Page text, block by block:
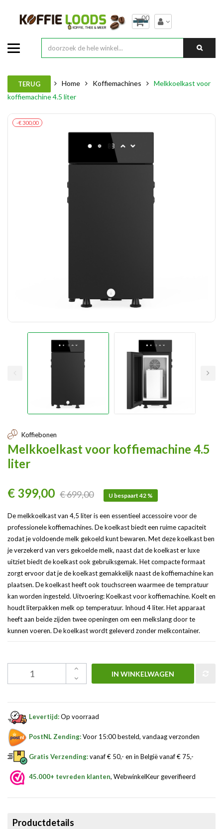
00
TERUG Home Koffiemachines
Melkkoelkast voor
koffiemachine 4.5 liter
-€ 300,00
Koffiebonen
Melkkoelkast voor koffiemachine 4.5
liter
€ 399,00 € 699,00 U bespaart 42 %
De melkkoelkast van 4,5 liter is een essentieel accessoire voor de
professionele koffiemachines. De koelkast biedt een ruime capaciteit
zodat je voldoende melk gekoeld kunt bewaren. Met deze koelkast ben
je verzekerd van vers gekoelde melk, naast dat de koelkast er luxe
uitziet biedt de koelkast ook gebruiksgemak. Het compacte formaat
zorgt ervoor dat je de koelkast gemakkelijk naast de koffiemachine kan
plaatsen. De koelkast heeft ook touchscreen waarmee de tempratuur
kan worden ingesteld. Uitvoering: Koelkast voor koffiemachine. Koelt en
houdt literpakken melk op temperatuur. Inhoud 4 liter. Het apparaat
heeft aan beide zijden twee openingen om een melkslang door te
kunnen voeren. De koelkast wordt geleverd zonder melkcontainer.
IN WINKELWAGEN
Levertijd:Op voorraad
PostNL Zending:Voor 15:00 besteld, vandaag verzonden
Gratis Verzending:vanaf € 50,- en in België vanaf € 75,-
45.000+ tevreden klanten, WebwinkelKeur geverifieerd
Productdetails